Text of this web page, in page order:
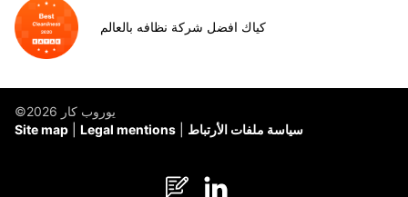
كياك افضل شركة نظافه بالعالم
©يوروب كار 2026
Site map
Legal mentions سياسة ملفات الأرتباط